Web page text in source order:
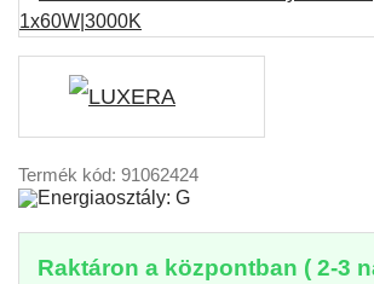
Termék kód: 91062424
Raktáron a központban ( 2-3